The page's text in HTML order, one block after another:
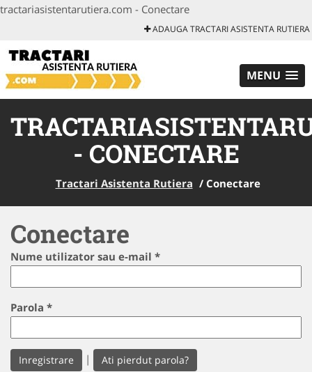
tractariasistentarutiera.com - Conectare
ADAUGA TRACTARI ASISTENTA RUTIERA
MENU
- CONECTARE
Tractari Asistenta Rutiera / Conectare
Conectare
Nume utilizator sau e-mail *
Parola *
Inregistrare | Ati pierdut parola?